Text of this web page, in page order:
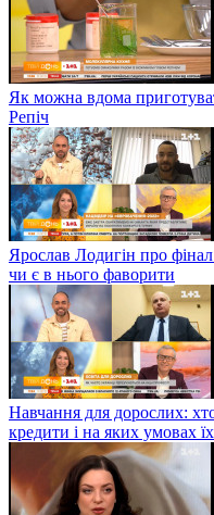
Як можна вдома
Репіч
Ярослав Лодигін про
чи є в нього фаворити
Навчання для дорослих:
кредити і на яких умовах